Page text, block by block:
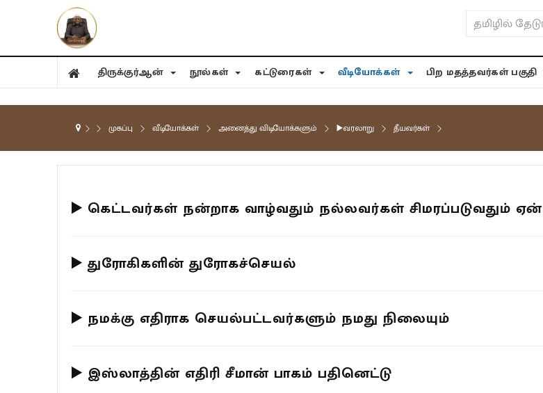
திருக்குர்ஆன் நூல்கள் கட்டுரைகள் வீடியோக்கள் பிற மதத்தவர்கள் பகுதி
முகப்பு வீடியோக்கள் அனைத்து விடியோக்களும் ▶️வரலாறு தீயவர்கள்
▶️ கெட்டவர்கள் நன்றாக வாழ்வதும் நல்லவர்கள் சிமரப்படுவதும் ஏன்
▶️ துரோகிகளின் துரோகச்செயல்
▶️ நமக்கு எதிராக செயல்பட்டவர்களும் நமது நிலையும்
▶️ இஸ்லாத்தின் எதிரி சீமான் பாகம் பதினெட்டு